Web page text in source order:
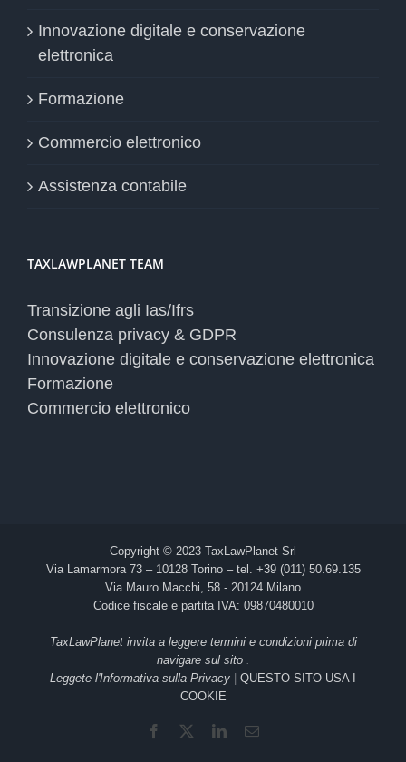
Innovazione digitale e conservazione
elettronica
Formazione
Commercio elettronico
Assistenza contabile
TAXLAWPLANET TEAM
Transizione agli Ias/Ifrs
Consulenza privacy & GDPR
Innovazione digitale e conservazione elettronica
Formazione
Commercio elettronico
Copyright © 2023 TaxLawPlanet Srl
Via Lamarmora 73 – 10128 Torino – tel. +39 (011) 50.69.135
Via Mauro Macchi, 58 - 20124 Milano
Codice fiscale e partita IVA: 09870480010
TaxLawPlanet invita a leggere termini e condizioni prima di
navigare sul sito
Leggete l'Informativa sulla Privacy
QUESTO SITO USA I
COOKIE
Facebook LinkedInEmail